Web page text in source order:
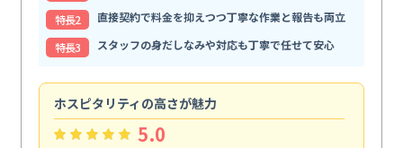
特⻑2
直接契約で料金を抑えつつ丁寧な作業と報告も両立
特⻑3
スタッフの身だしなみや対応も丁寧で任せて安心
ホスピタリティの高さが魅力
5.0